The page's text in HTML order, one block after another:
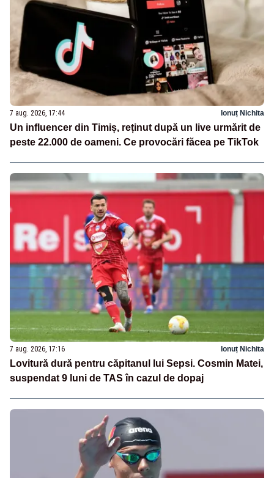
7 aug. 2026, 17:44 Ionuț Nichita
Un influencer din Timiș, reținut după un live urmărit de
peste 22.000 de oameni. Ce provocări făcea pe TikTok
7 aug. 2026, 17:16 Ionuț Nichita
Lovitură dură pentru căpitanul lui Sepsi. Cosmin Matei,
suspendat 9 luni de TAS în cazul de dopaj